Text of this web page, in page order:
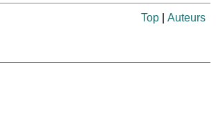
Top
Auteurs